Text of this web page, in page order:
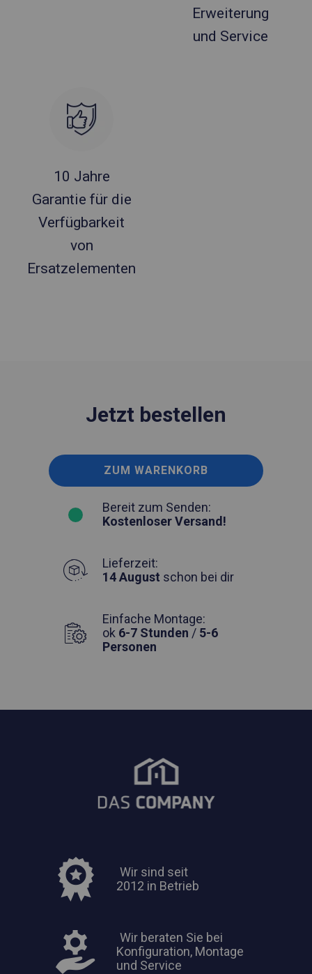
Erweiterung
und Service
10 Jahre
Garantie für die
Verfügbarkeit
von
Ersatzelementen
Jetzt bestellen
ZUM WARENKORB
Bereit zum Senden:
Kostenloser Versand!
Lieferzeit:
14 August schon bei dir
Einfache Montage:
ok 6-7 Stunden / 5-6
Personen
Wir sind seit
2012 in Betrieb
Wir beraten Sie bei
Konfiguration, Montage
und Service